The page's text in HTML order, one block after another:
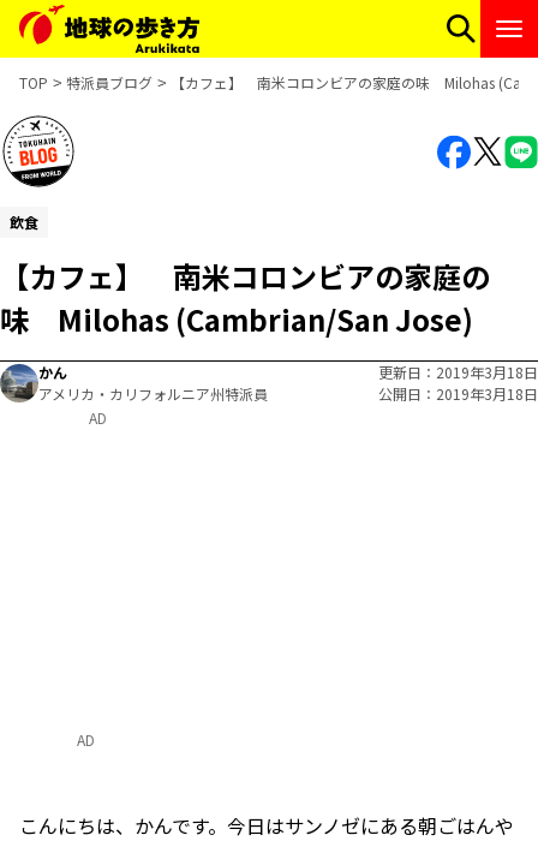
TOP 特派員ブログ 【カフェ】 南米コロンビアの家庭の味 Milohas
飲食
【カフェ】 南米コロンビアの家庭の
味 Milohas (Cambrian/San Jose)
かん
アメリカ・カリフォルニア州特派員
更新日
2019年3月18日
公開日
2019年3月18日
AD
こんにちは、かんです。今日はサンノゼにある朝ごはんや
AD